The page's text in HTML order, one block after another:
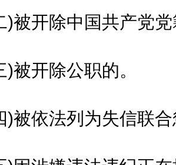
开除中国共产党党
开除公职的。
依法列为失信联合